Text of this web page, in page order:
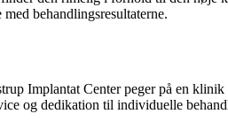
behandlingsresultaterne.
Implantat Center peger på en
og dedikation til individuelle